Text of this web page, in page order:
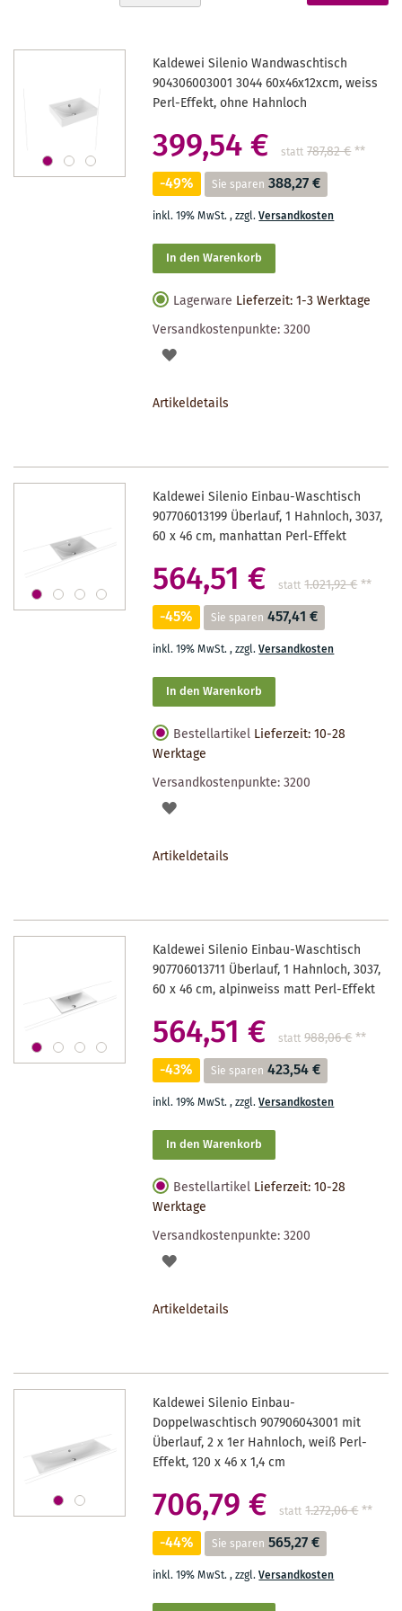
gerade
Kaldewei Silenio Wandwaschtisch
904306003001 3044 60x46x12xcm, weiss
Perl-Effekt, ohne Hahnloch
399,54 € statt 787,82 €**
-49% Sie sparen 388,27 €
inkl. 19% MwSt.,zzgl.Versandkosten
In den Warenkorb
Lagerware Lieferzeit: 1-3 Werktage
Versandkostenpunkte:3200
AUF
Artikeldetails
Kaldewei Silenio Einbau-Waschtisch
907706013199 Überlauf, 1 Hahnloch, 3037,
60 x 46 cm, manhattan Perl-Effekt
564,51 € statt 1.021,92 €**
-45% Sie sparen 457,41 €
inkl. 19% MwSt.,zzgl.Versandkosten
In den Warenkorb
Bestellartikel Lieferzeit: 10-28
Werktage
Versandkostenpunkte:3200
AUF
Artikeldetails
Kaldewei Silenio Einbau-Waschtisch
907706013711 Überlauf, 1 Hahnloch, 3037,
60 x 46 cm, alpinweiss matt Perl-Effekt
564,51 € statt 988,06 €**
-43% Sie sparen 423,54 €
inkl. 19% MwSt.,zzgl.Versandkosten
In den Warenkorb
Bestellartikel Lieferzeit: 10-28
Werktage
Versandkostenpunkte:3200
AUF
Artikeldetails
Kaldewei Silenio Einbau-
Doppelwaschtisch 907906043001 mit
Überlauf, 2 x 1er Hahnloch, weiß Perl-
Effekt, 120 x 46 x 1,4 cm
706,79 € statt 1.272,06 €**
-44% Sie sparen 565,27 €
inkl. 19% MwSt.,zzgl.Versandkosten